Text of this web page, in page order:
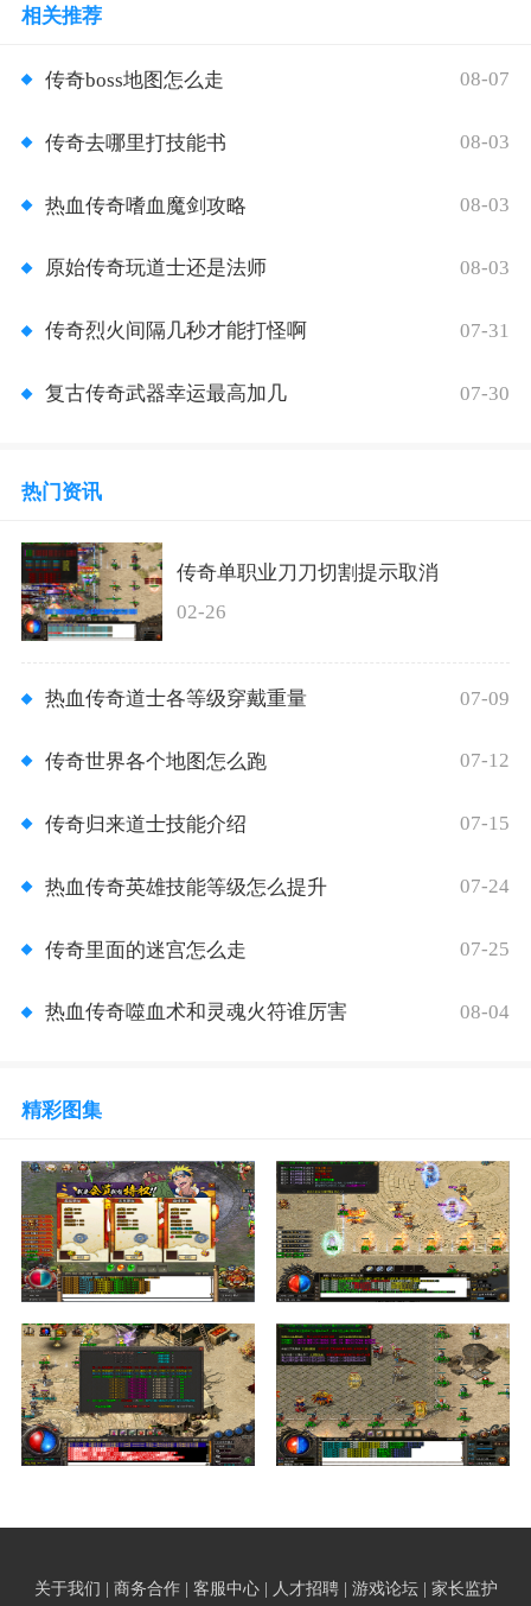
相关推荐
传奇boss地图怎么走 08-07
传奇去哪里打技能书 08-03
热血传奇嗜血魔剑攻略 08-03
原始传奇玩道士还是法师 08-03
传奇烈火间隔几秒才能打怪啊 07-31
复古传奇武器幸运最高加几 07-30
热门资讯
传奇单职业刀刀切割提示取消
02-26
热血传奇道士各等级穿戴重量 07-09
传奇世界各个地图怎么跑 07-12
传奇归来道士技能介绍 07-15
热血传奇英雄技能等级怎么提升 07-24
传奇里面的迷宫怎么走 07-25
热血传奇噬血术和灵魂火符谁厉害 08-04
精彩图集
关于我们 | 商务合作 | 客服中心 | 人才招聘 | 游戏论坛 | 家长监护